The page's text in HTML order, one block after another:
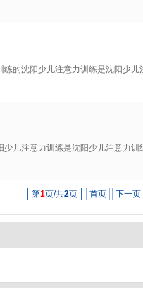
的沈阳少儿注意力训练是沈阳少
儿注意力训练是沈阳少儿注意力
第1页/共2页 首页 下一页